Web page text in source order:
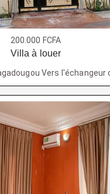
200.000 FCFA
Villa à louer
Vers l'échangeur